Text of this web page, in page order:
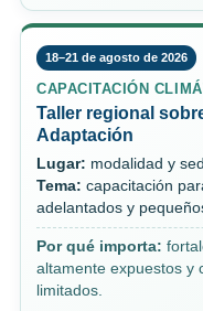
18–21 de agosto de 2026
CAPACITACIÓN
Taller regional
Adaptación
Lugar: modalidad y
Tema: capacitación
adelantados y
Por qué importa:
altamente expuestos y
limitados.